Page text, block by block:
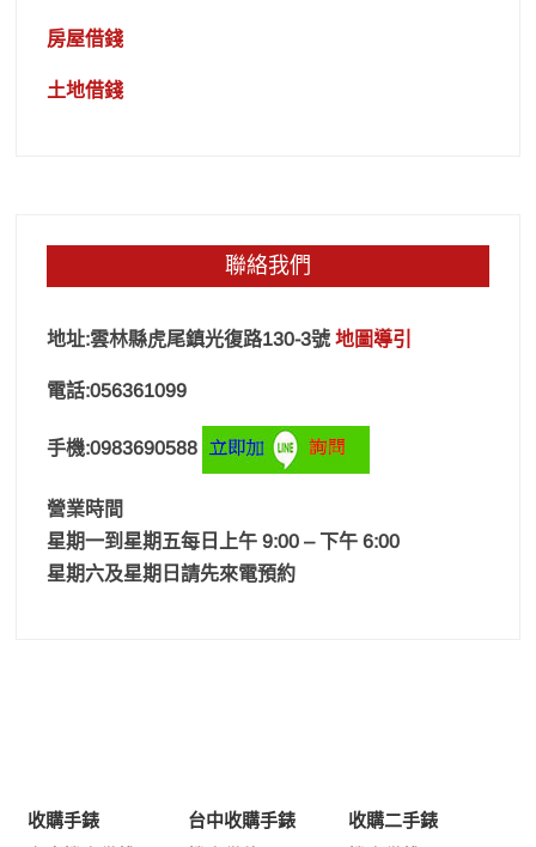
房屋借錢
土地借錢
聯絡我們
地址:雲林縣虎尾鎮光復路130-3號地圖導引
電話:056361099
手機:0983690588
營業時間
星期一到星期五每日上午 9:00 – 下午 6:00
星期六及星期日請先來電預約
收購手錶 台中收購手錶
收購二手錶